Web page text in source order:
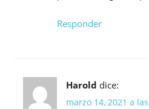
Responder
Harold dice:
marzo 14, 2021 a